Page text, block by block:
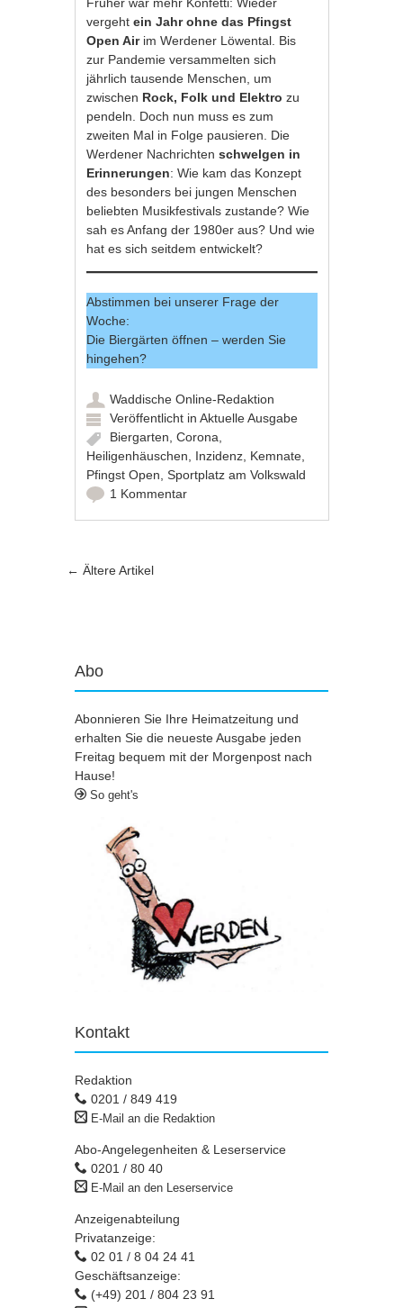
vergehtein Jahr ohne das Pfingst
Open Air im Werdener Löwental. Bis
zur Pandemie versammelten sich
jährlich tausende Menschen, um
zwischen Rock, Folk und Elektro zu
pendeln. Doch nun muss es zum
zweiten Mal in Folge pausieren. Die
Werdener Nachrichtenschwelgen in
Erinnerungen: Wie kam das Konzept
des besonders bei jungen Menschen
beliebten Musikfestivals zustande? Wie
sah es Anfang der 1980er aus? Und wie
hat es sich seitdem entwickelt?
Abstimmen bei unserer Frage der
Woche:
Die Biergärten öffnen – werden Sie
hingehen?
Waddische Online-Redaktion
Veröffentlicht inAktuelle Ausgabe
Biergarten ,Corona
Heiligenhäuschen
Inzidenz Kemnate
Pfingst Open ,Sportplatz am Volkswald
1 Kommentar
Artikel-Navigation
← Ältere Artikel
Abo
Abonnieren Sie Ihre Heimatzeitung und
erhalten Sie die neueste Ausgabe jeden
Freitag bequem mit der Morgenpost nach
Hause!
So geht's
Kontakt
Redaktion
0201 / 849 419
E-Mail an die Redaktion
Abo-Angelegenheiten & Leserservice
0201 / 80 40
E-Mail an den Leserservice
Anzeigenabteilung
Privatanzeige:
02 01 / 8 04 24 41
Geschäftsanzeige:
(+49) 201 / 804 23 91